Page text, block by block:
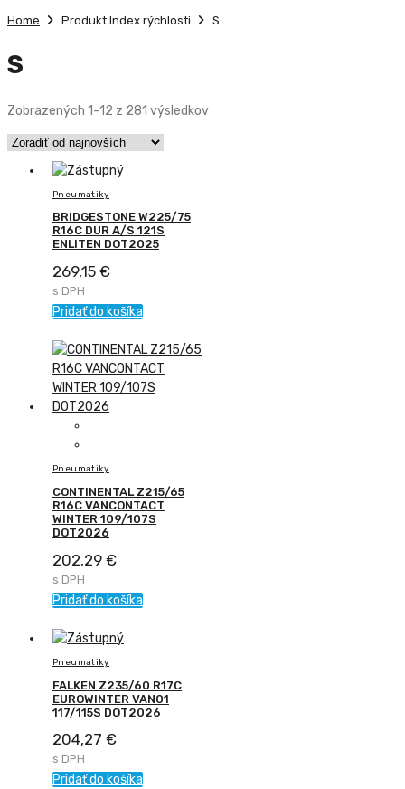
Home Produkt Index rýchlosti S
S
Zobrazených 1–12 z 281 výsledkovZoradené
Pneumatiky
BRIDGESTONE W225/75
R16C DUR A/S 121S
ENLITEN DOT2025
269,15 €
s DPH
Pridať do košíka
Pneumatiky
CONTINENTAL Z215/65
R16C VANCONTACT
WINTER 109/107S
DOT2026
202,29 €
s DPH
Pridať do košíka
Pneumatiky
FALKEN Z235/60 R17C
EUROWINTER VAN01
117/115S DOT2026
204,27 €
s DPH
Pridať do košíka